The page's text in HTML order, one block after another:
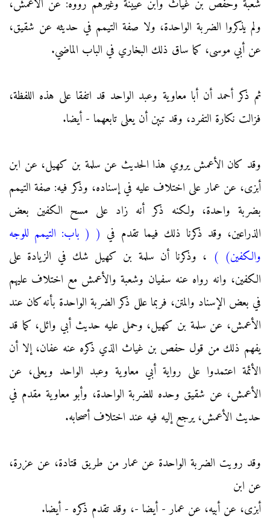
شعبة وحفص بن غياث وابن عيينة وغيرهم رووه: عن الأعمش،
ولم يذكروا الضربة الواحدة، ولا صفة التيمم في حديثه عن شقيق،
عن أبي موسى، كما ساق ذلك البخاري في الباب الماضي.
ثم ذكر أحمد أن أبا معاوية وعبد الواحد قد اتفقا على هذه اللفظة،
فزالت نكارة التفرد، وقد تبين أن يعلى تابعهما - أيضا.
وقد كان الأعمش يروي هذا الحديث عن سلمة بن كهيل، عن ابن
أبزى، عن عمار على اختلاف عليه في إسناده، وذكر فيه: صفة التيمم
بضربة واحدة، ولكنه ذكر أنه زاد على مسح الكفين بعض
الذراعين، وقد ذكرنا ذلك فيما تقدم في ( ( باب: التيمم للوجه
والكفين) ) ، وذكرنا أن سلمة بن كهيل شك في الزيادة على
الكفين، وانه رواه عنه سفيان وشعبة والأعمش مع اختلاف عليهم
في بعض الإسناد والمتن، فربما علل ذكر الضربة الواحدة بأنه كان عند
الأعمش، عن سلمة بن كهيل، وحمل عليه حديث أبي وائل، كما قد
يفهم ذلك من قول حفص بن غياث الذي ذكره عنه عفان، إلا أن
الأئمة اعتمدوا على رواية أبي معاوية وعبد الواحد ويعلى، عن
الأعمش، عن شقيق وحده للضربة الواحدة، وأبو معاوية مقدم في
حديث الأعمش، يرجع إليه فيه عند اختلاف أصحابه.
وقد رويت الضربة الواحدة عن عمار من طريق قتادة، عن عزرة،
عن ابن
أبزى، عن أبيه، عن عمار - أيضا -، وقد تقدم ذكره - أيضا.